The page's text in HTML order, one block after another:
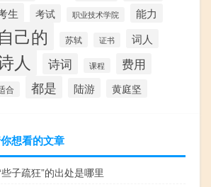
生 考试 职业技术学院 能力
自己的 苏轼 证书 词人
人 诗词 课程 费用
合 都是 陆游 黄庭坚
想看的文章
些子疏狂”的出处是哪里